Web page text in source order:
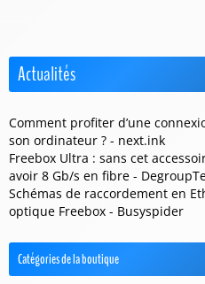
Actualités
Comment profiter d’une
son ordinateur ? - next.ink
Freebox Ultra : sans cet
avoir 8 Gb/s en fibre -
Schémas de raccordement en
optique Freebox - Busyspider
Catégories de la boutique